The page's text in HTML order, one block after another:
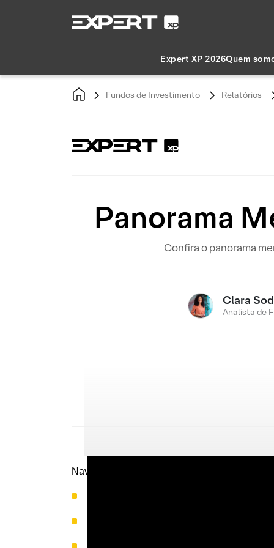
Expert XP 2026Quem
Fundos de Investimento Relatórios
Panorama
Confira o panorama
Clara
Analista de
Navegue pelo conteúdo:
Renda Variável Global
Renda Fixa Global
Fundos Multimercados Global